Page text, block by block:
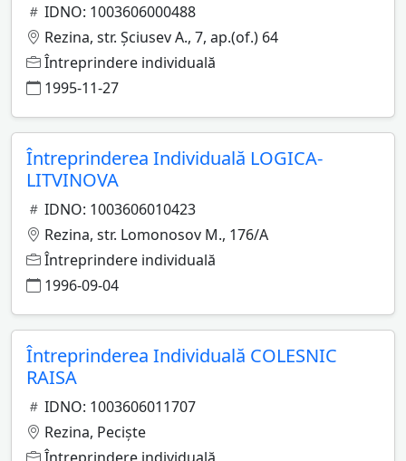
IDNO: 1003606000488
Rezina, str. Şciusev A., 7, ap.(of.) 64
Întreprindere individuală
1995-11-27
Întreprinderea Individuală LOGICA-
LITVINOVA
IDNO: 1003606010423
Rezina, str. Lomonosov M., 176/A
Întreprindere individuală
1996-09-04
Întreprinderea Individuală COLESNIC
RAISA
IDNO: 1003606011707
Rezina, Pecişte